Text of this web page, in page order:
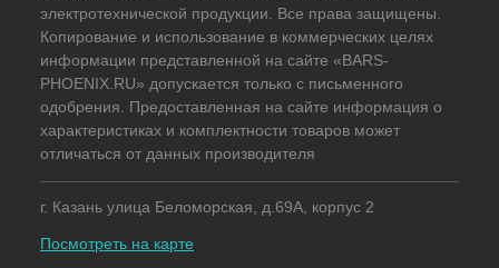
электротехнической продукции. Все права защищены.
Копирование и использование в коммерческих целях
информации представленной на сайте «BARS-
PHOENIX.RU» допускается только с письменного
одобрения. Предоставленная на сайте информация о
характеристиках и комплектности товаров может
отличаться от данных производителя
г. Казань улица Беломорская, д.69А, корпус 2
Посмотреть на карте